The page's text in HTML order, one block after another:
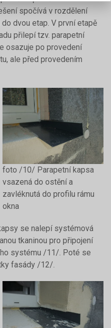
spočívá v rozdělení
dvou etap. V první etapě
přilepí tzv. parapetní
osazuje po provedení
ale před provedením
foto /10/ Parapetní kapsa
vsazená do ostění a
zavléknutá do profilu rámu
okna
se nalepí systémová
tkaninou pro připojení
systému /11/. Poté se
fasády /12/.